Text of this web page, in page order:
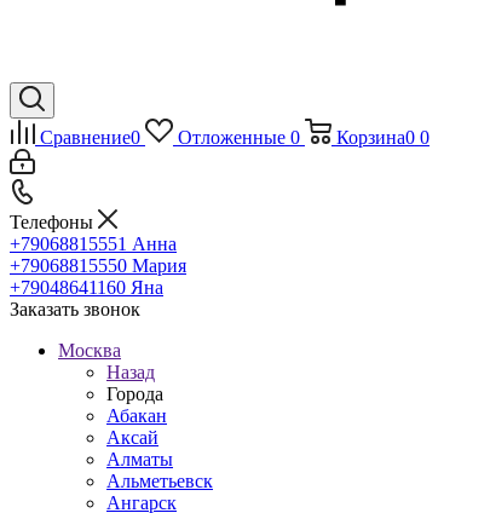
Сравнение0 Отложенные 0 Корзина0 0
Телефоны
+79068815551 Анна
+79068815550 Мария
+79048641160 Яна
Заказать звонок
Москва
Назад
Города
Абакан
Аксай
Алматы
Альметьевск
Ангарск